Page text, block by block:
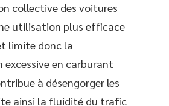
collective des voitures
utilisation plus efficace
limite donc la
en carburant
à désengorger les
ainsi la fluidité du trafic